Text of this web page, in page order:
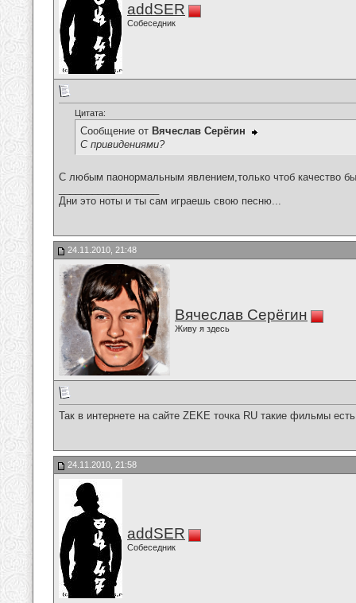
addSER
Собеседник
Цитата:
Сообщение от Вячеслав Серёгин
С привидениями?
С любым паонормальным явлением,только чтоб качество
Дни это ноты и ты сам играешь свою песню...
24.11.2010, 21:48
Вячеслав Серёгин
Живу я здесь
Так в интернете на сайте ZEKE точка RU такие фильмы
24.11.2010, 21:58
addSER
Собеседник